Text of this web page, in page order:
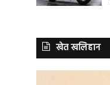
खेत खलिहान